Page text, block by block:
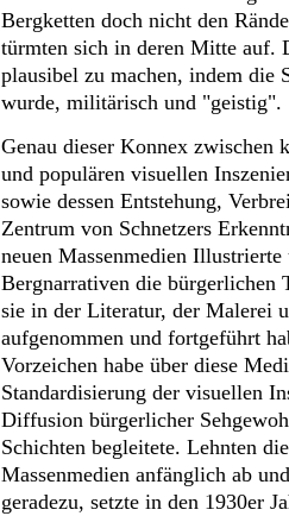
Bergketten doch nicht den
türmten sich in deren Mitte auf.
plausibel zu machen, indem die
wurde, militärisch und "geistig".
Genau dieser Konnex zwischen
und populären visuellen
sowie dessen Entstehung,
Zentrum von Schnetzers
neuen Massenmedien
Bergnarrativen die bürgerlichen
sie in der Literatur, der Malerei
aufgenommen und fortgeführt
Vorzeichen habe über diese
Standardisierung der visuellen
Diffusion bürgerlicher
Schichten begleitete. Lehnten
Massenmedien anfänglich ab
geradezu, setzte in den 1930er